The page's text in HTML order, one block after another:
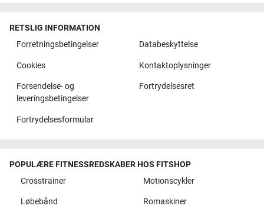
RETSLIG INFORMATION
Forretningsbetingelser
Databeskyttelse
Cookies Kontaktoplysninger
Forsendelse- og
leveringsbetingelser
Fortrydelsesret
Fortrydelsesformular
POPULÆRE FITNESSREDSKABER HOS FITSHOP
Crosstrainer
Motionscykler
Løbebånd Romaskiner